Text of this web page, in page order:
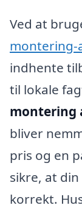
Ved at
montering-
indhente
til lokale
montering
bliver
pris og en
sikre, at
korrekt.